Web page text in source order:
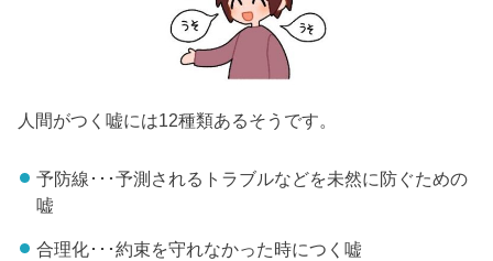
人間がつく嘘には12種類あるそうです。
予防線･･･予測されるトラブルなどを未然に防ぐための
嘘
合理化･･･約束を守れなかった時につく嘘